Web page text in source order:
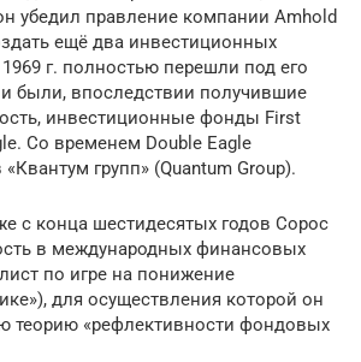
убедил правление компании Amhold
ещё два инвестиционных
г. полностью перешли под его
и были, впоследствии получившие
инвестиционные фонды First
Со временем Double Eagle
групп» (Quantum Group).
с конца шестидесятых годов Сорос
в международных финансовых
по игре на понижение
для осуществления которой он
теорию «рефлективности фондовых